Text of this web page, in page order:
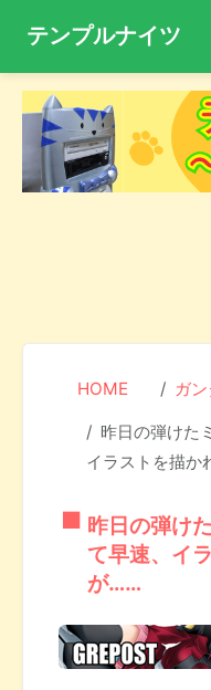
テンプルナイツ
HOME ガ
昨日の弾けた
イラストを描
昨日の弾け
て早速、イ
が……